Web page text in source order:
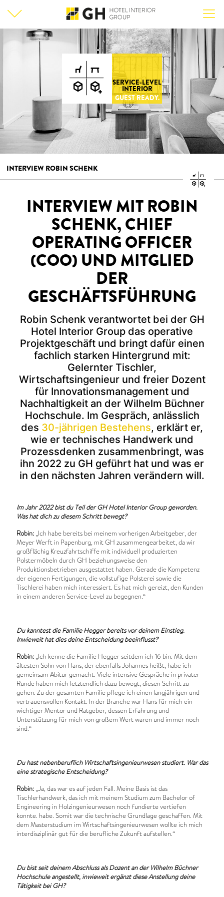
SERVICE-LEVEL
INTERIOR
GUEST READY.
INTERVIEW ROBIN SCHENK
INTERVIEW MIT ROBIN
SCHENK, CHIEF
OPERATING OFFICER
(COO) UND MITGLIED
DER
GESCHÄFTSFÜHRUNG
Robin Schenk verantwortet bei der GH
Hotel Interior Group das operative
Projektgeschäft und bringt dafür einen
fachlich starken Hintergrund mit:
Gelernter Tischler,
Wirtschaftsingenieur und freier Dozent
für Innovationsmanagement und
Nachhaltigkeit an der Wilhelm Büchner
Hochschule. Im Gespräch, anlässlich
des 30-jährigen Bestehens, erklärt er,
wie er technisches Handwerk und
Prozessdenken zusammenbringt, was
ihn 2022 zu GH geführt hat und was er
in den nächsten Jahren verändern will.
ImJahr 2022 bist du Teil der GH Hotel Interior Group geworden.
Was hat dich zu diesem Schritt bewegt?
Robin:„Ich habe bereits bei meinem vorherigen Arbeitgeber, der
Meyer Werft in Papenburg, mit GH zusammengearbeitet, da wir
großflächig Kreuzfahrtschiffe mit individuell produzierten
Polstermöbeln durch GH beziehungsweise den
Produktionsbetrieben ausgestattet haben. Gerade die Kompetenz
der eigenen Fertigungen, die vollstufige Polsterei sowie die
Tischlerei haben mich interessiert. Es hat mich gereizt, den Kunden
in einem anderen Service-Level zu begegnen.“
Du kanntest die Familie Hegger bereits vor deinem Einstieg.
Inwieweit hat dies deine Entscheidung beeinflusst?
Robin:„Ich kenne die Familie Hegger seitdem ich 16 bin. Mit dem
ältesten Sohn von Hans, der ebenfalls Johannes heißt, habe ich
gemeinsam Abitur gemacht. Viele intensive Gespräche in privater
Runde haben mich letztendlich dazu bewegt, diesen Schritt zu
gehen. Zu der gesamten Familie pflege ich einen langjährigen und
vertrauensvollen Kontakt. In der Branche war Hans für mich ein
wichtiger Mentor und Ratgeber, dessen Erfahrung und
Unterstützung für mich von großem Wert waren und immer noch
sind.“
Du hast nebenberuflich Wirtschaftsingenieurwesen studiert. War das
eine strategische Entscheidung?
Robin:„Ja, das war es auf jeden Fall. Meine Basis ist das
Tischlerhandwerk, das ich mit meinem Studium zum Bachelor of
Engineering in Holzingenieurwesen noch fundierte vertiefen
konnte. habe. Somit war die technische Grundlage geschaffen. Mit
dem Masterstudium im Wirtschaftsingenieurwesen wollte ich mich
interdisziplinär gut für die berufliche Zukunft aufstellen.“
Du bist seit deinem Abschluss als Dozent an der Wilhelm Büchner
Hochschule angestellt, inwieweit ergänzt diese Anstellung deine
Tätigkeit bei GH?